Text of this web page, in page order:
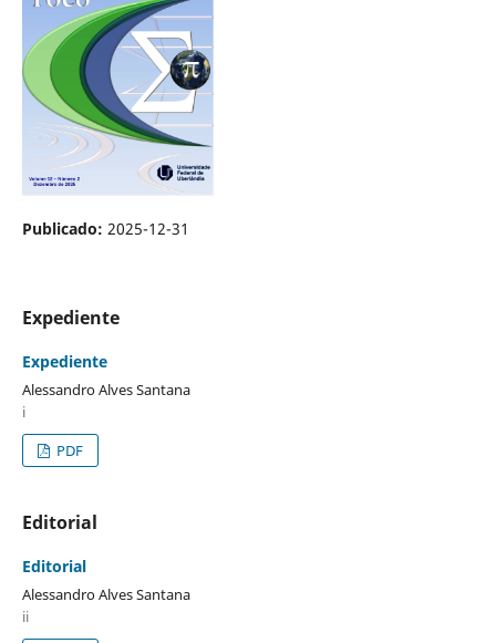
Publicado: 2025-12-31
Expediente
Expediente
Alessandro Alves Santana
i
PDF
Editorial
Editorial
Alessandro Alves Santana
ii